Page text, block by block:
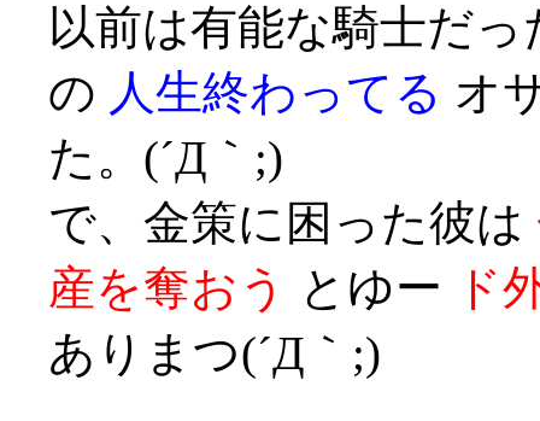
以前は有能な騎士だ
の 人生終わってる オ
た。(´Д｀;)
で、金策に困った彼は
産を奪おう
とゆー
ド
ありまつ(´Д｀;)